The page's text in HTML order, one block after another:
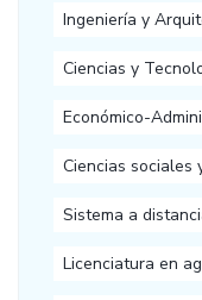
Ingeniería y
Ciencias y
Económico-
Ciencias sociales
Sistema a
Licenciatura en